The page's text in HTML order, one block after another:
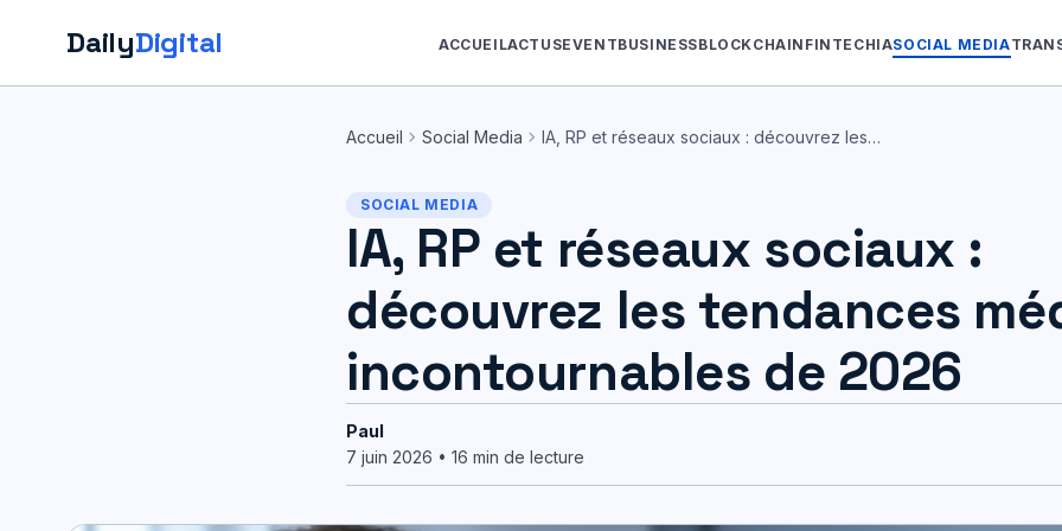
DailyDigital ACCUEILACTUSEVENTBUSINESSBLOCKCHAIN FINTECHIASOCIAL MEDIA
Accueil chevron_right Social Media chevron_right IA, RP et réseaux sociaux : découvrez les…
SOCIAL MEDIA
IA, RP et réseaux sociaux :
découvrez les tendances
incontournables de 2026
Paul
7 juin 2026 • 16 min de lecture